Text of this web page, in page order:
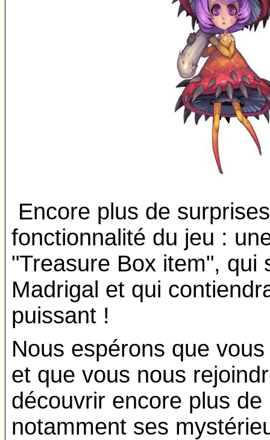
Encore plus de
fonctionnalité du jeu :
"Treasure Box item", qui
Madrigal et qui
puissant !
Nous espérons que
et que vous nous
découvrir encore plus
notamment ses